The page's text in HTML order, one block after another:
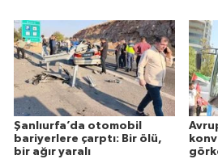
Şanlıurfa’da otomobil
bariyerlere çarptı: Bir ölü,
bir ağır yaralı